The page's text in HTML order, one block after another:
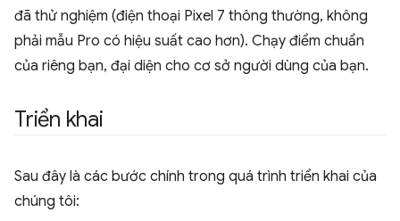
đã thử nghiệm (điện thoại Pixel 7 thông thường, không
phải mẫu Pro có hiệu suất cao hơn). Chạy điểm chuẩn
của riêng bạn, đại diện cho cơ sở người dùng của bạn.
Triển khai
Sau đây là các bước chính trong quá trình triển khai của
chúng tôi: